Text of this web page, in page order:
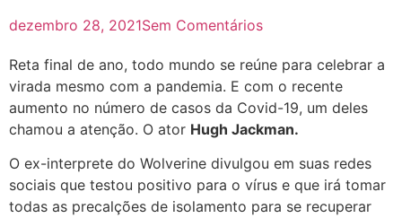
dezembro 28, 2021Sem Comentários
Reta final de ano, todo mundo se reúne para celebrar a
virada mesmo com a pandemia. E com o recente
aumento no número de casos da Covid-19, um deles
chamou a atenção. O ator Hugh Jackman.
O ex-interprete do Wolverine divulgou em suas redes
sociais que testou positivo para o vírus e que irá tomar
todas as precalções de isolamento para se recuperar